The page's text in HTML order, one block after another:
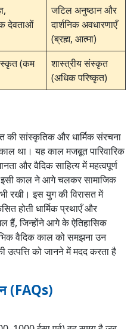
देवताओं
जटिल अनुष्ठान और
दार्शनिक अवधारणाएँ
(ब्रह्म, आत्मा)
(कम
शास्त्रीय संस्कृत
(अधिक परिष्कृत)
की सांस्कृतिक और धार्मिक संरचना
था। यह काल मजबूत पारिवारिक
और वैदिक साहित्य में महत्वपूर्ण
इसी काल ने आगे चलकर सामाजिक
रखी। इस युग की विरासत में
होती धार्मिक प्रथाएँ और
हैं, जिन्होंने आगे के ऐतिहासिक
वैदिक काल को समझना उन
उत्पत्ति को जानने में मदद करता है
(FAQs)